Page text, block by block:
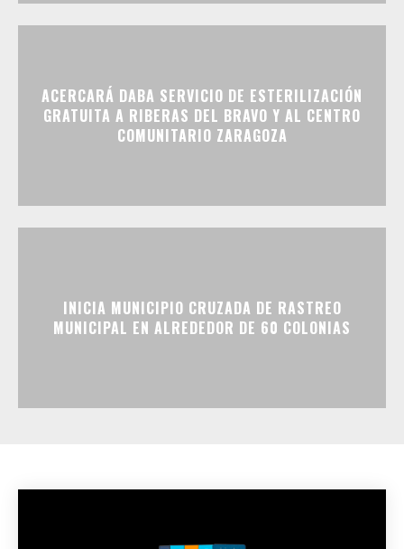
ACERCARÁ DABA SERVICIO DE ESTERILIZACIÓN
GRATUITA A RIBERAS DEL BRAVO Y AL CENTRO
COMUNITARIO ZARAGOZA
INICIA MUNICIPIO CRUZADA DE RASTREO
MUNICIPAL EN ALREDEDOR DE 60 COLONIAS